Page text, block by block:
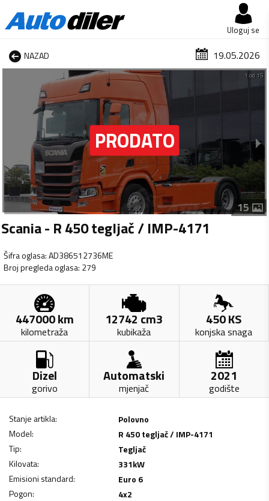
Uloguj se
NAZAD 19.05.2026
1 od 15
15
Scania - R 450 tegljač / IMP-4171
Šifra oglasa:AD386512736ME
Broj pregleda oglasa: 279
447000km
kilometraža
12742 cm3
kubikaža
450KS
konjska snaga
Dizel
gorivo
Automatski
mjenjač
2021
godište
Stanje artikla:
Polovno
Model:
R 450 tegljač / IMP-4171
Tip:
Tegljač
Kilovata: 331kW
Emisioni standard:
Euro 6
Pogon:
4x2